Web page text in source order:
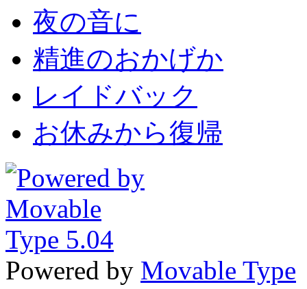
夜の音に
精進のおかげか
レイドバック
お休みから復帰
Powered by Movable Type